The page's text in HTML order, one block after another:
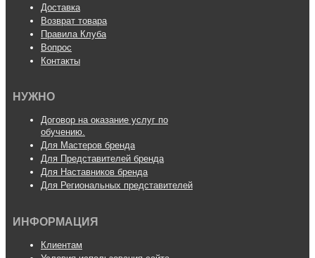
Доставка
Возврат товара
Правила Клуба
Вопрос
Контакты
НУЖНО
Договор на оказание услуг по
обучению.
Для Мастеров бренда
Для Представителей бренда
Для Наставников бренда
Для Региональных представителей
ИНФОРМАЦИЯ
Клиентам